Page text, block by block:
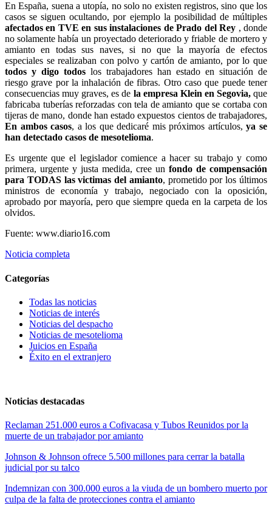
En España, suena a utopía, no solo no existen registros, sino que los
casos se siguen ocultando, por ejemplo la posibilidad de múltiples
afectados en TVE en sus instalaciones de Prado del Rey , donde
no solamente había un proyectado deteriorado y friable de mortero y
amianto en todas sus naves, si no que la mayoría de efectos
especiales se realizaban con polvo y cartón de amianto, por lo que
todos y digo todos los trabajadores han estado en situación de
riesgo grave por la inhalación de fibras. Otro caso que puede tener
consecuencias muy graves, es de la empresa Klein en Segovia,que
fabricaba tuberías reforzadas con tela de amianto que se cortaba con
tijeras de mano, donde han estado expuestos cientos de trabajadores,
En ambos casos, a los que dedicaré mis próximos artículos,ya se
han detectado casos de mesotelioma.
Es urgente que el legislador comience a hacer su trabajo y como
primera, urgente y justa medida, cree un fondo de compensación
para TODAS las victimas del amianto, prometido por los últimos
ministros de economía y trabajo, negociado con la oposición,
aprobado por mayoría, pero que siempre queda en la carpeta de los
olvidos.
Fuente: www.diario16.com
Noticia completa
Categorías
Todas las noticias
Noticias de interés
Noticias del despacho
Noticias de mesotelioma
Juicios en España
Éxito en el extranjero
Noticias destacadas
Reclaman 251.000 euros a Cofivacasa y Tubos Reunidos por la
muerte de un trabajador por amianto
Johnson & Johnson ofrece 5.500 millones para cerrar la batalla
judicial por su talco
Indemnizan con 300.000 euros a la viuda de un bombero muerto por
culpa de la falta de protecciones contra el amianto